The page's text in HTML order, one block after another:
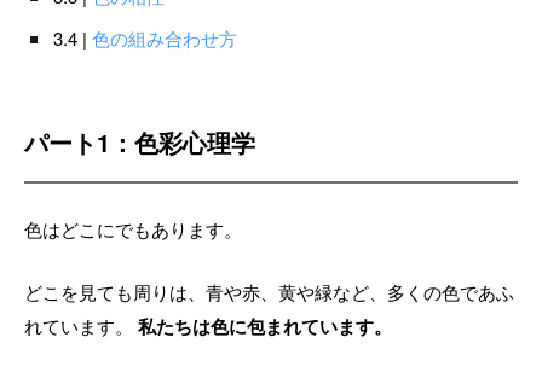
3.4 | 色の組み合わせ方
パート1：色彩心理学
色はどこにでもあります。
どこを見ても周りは、青や赤、黄や緑など、多くの色であふ
れています。 私たちは色に包まれています。